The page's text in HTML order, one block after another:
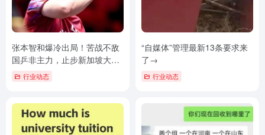
张本智和爆冷出局！苦战不敌
国乒非主力，止步新加坡大满
贯赛32强
行业动态
“自媒体”管理最新13条要求来
了→
行业动态